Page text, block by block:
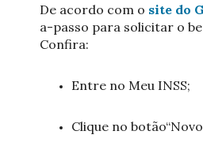
De acordo com o site do
a-passo para solicitar o
Confira:
Entre no Meu INSS;
Clique no